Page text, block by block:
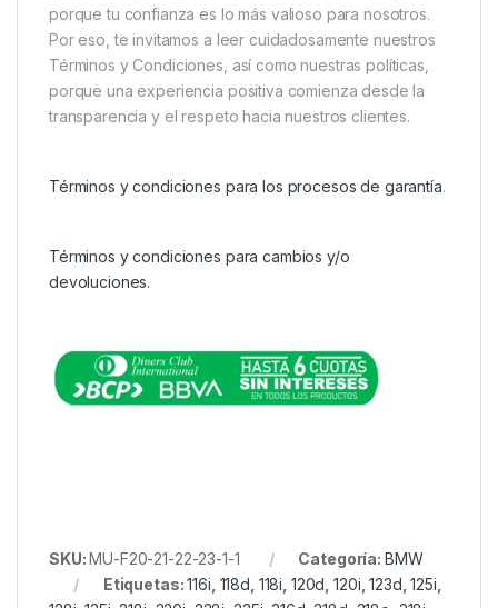
porque tu confianza es lo más valioso para nosotros.
Por eso, te invitamos a leer cuidadosamente nuestros
Términos y Condiciones, así como nuestras políticas,
porque una experiencia positiva comienza desde la
transparencia y el respeto hacia nuestros clientes.
Términos y condiciones para los procesos de garantía.
Términos y condiciones para cambios y/o
devoluciones.
SKU:MU-F20-21-22-23-1-1 Categoría: BMW
Etiquetas:116i 118d 118i 120d ,120i ,123d ,125i